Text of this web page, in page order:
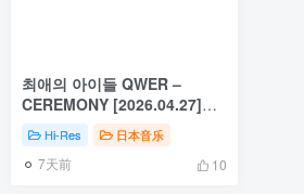
최애의 아이들 QWER –
CEREMONY [2026.04.27]
[24Bit/96kHz] [Hi-Res Flac
327MB]
Hi-Res 日本音乐
7天前 10